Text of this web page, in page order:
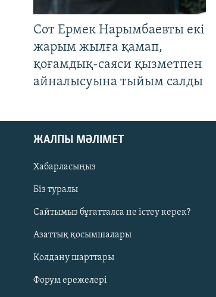
Русский
ЖАЗЫЛЫҢЫЗ
Сот Ермек Нарымбаевты екі
жарым жылға қамап,
қоғамдық-саяси қызметпен
айналысуына тыйым салды
ЖАЛПЫ МӘЛІМЕТ
Хабарласыңыз
Біз туралы
Сайтымыз бұғатталса не істеу керек?
Азаттық қосымшалары
Қолдану шарттары
Форум ережелері